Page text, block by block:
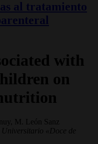
al tratamiento
with
on
M. León Sanz
«Doce de